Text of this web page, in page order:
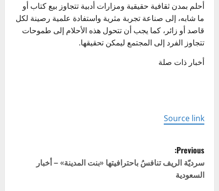
أحلم بمدن ثقافية حقيقية ومزارات أدبية تتجاوز بيع كتاب أو
ما شابه، إلى صناعة تجربة مثرية واستفادة علمية رصينة لكل
قاصد أو زائر، كما يجب أن تتحول هذه الأحلام إلى طموحات
تتجاوز الفرد إلى المجتمع ليمكن تحقيقها.
أخبار ذات صلة
Source link
P
o
Previous:
سرديّة الريف تنافسُ باحترافيتها «بنت المدينة» – أخبار
السعودية